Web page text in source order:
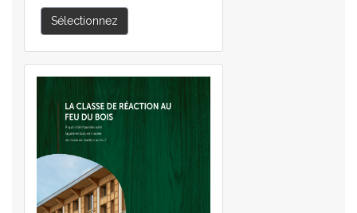
Sélectionnez